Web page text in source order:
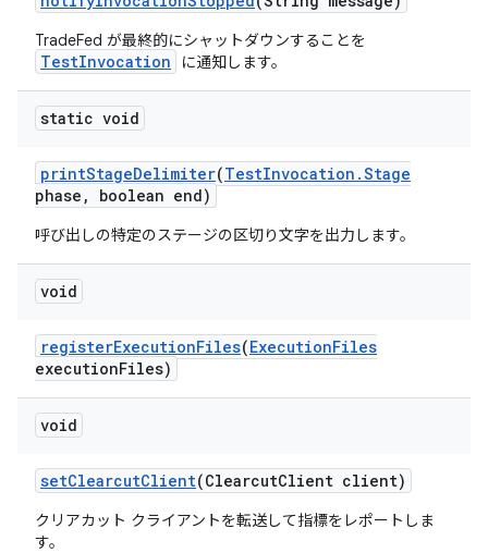
TradeFed が最終的にシャットダウンすることを
TestInvocation に通知します。
static void
printStageDelimiter(TestInvocation .Stage
phase , boolean end)
呼び出しの特定のステージの区切り文字を出力します。
void
registerExecutionFiles(ExecutionFiles
executionFiles)
void
setClearcutClient(ClearcutClient client)
クリアカット クライアントを転送して指標をレポートしま
す。